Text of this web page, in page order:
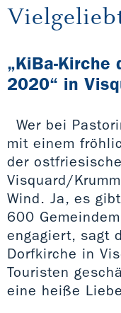
„KiBa-Kirche
2020“ in
Wer bei
mit einem
der
Visquard/
Wind. Ja, es
600
engagiert, sagt
Dorfkirche in
Touristen
eine heiße